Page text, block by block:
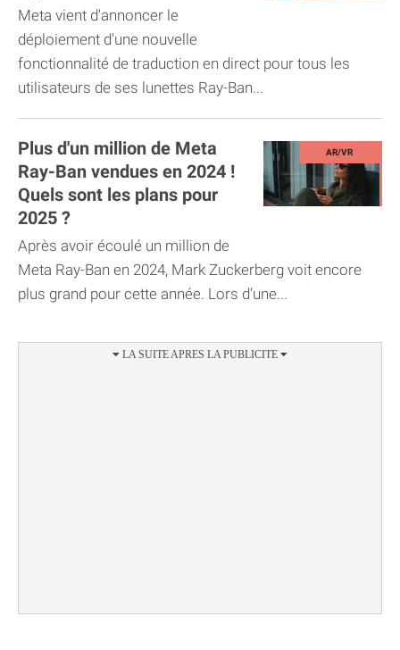
Meta vient d'annoncer le
déploiement d'une nouvelle
fonctionnalité de traduction en direct pour tous les
utilisateurs de ses lunettes Ray-Ban...
Plus d'un million de Meta
Ray-Ban vendues en 2024 !
Quels sont les plans pour
2025 ?
Après avoir écoulé un million de
Meta Ray-Ban en 2024, Mark Zuckerberg voit encore
plus grand pour cette année. Lors d’une...